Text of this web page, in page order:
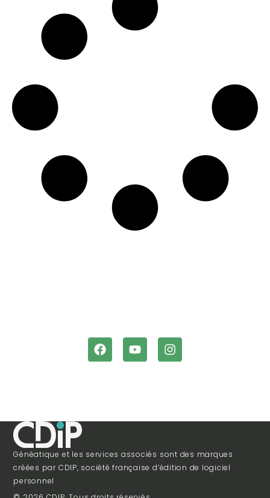
Généatique et les services associés sont des marques
créées par CDIP, société française d’édition de logiciel
personnel